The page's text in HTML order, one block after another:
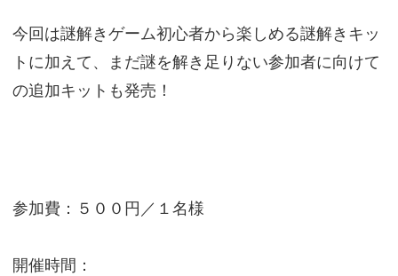
今回は謎解きゲーム初心者から楽しめる謎解きキッ
トに加えて、まだ謎を解き足りない参加者に向けて
の追加キットも発売！
参加費：５００円／１名様
開催時間：